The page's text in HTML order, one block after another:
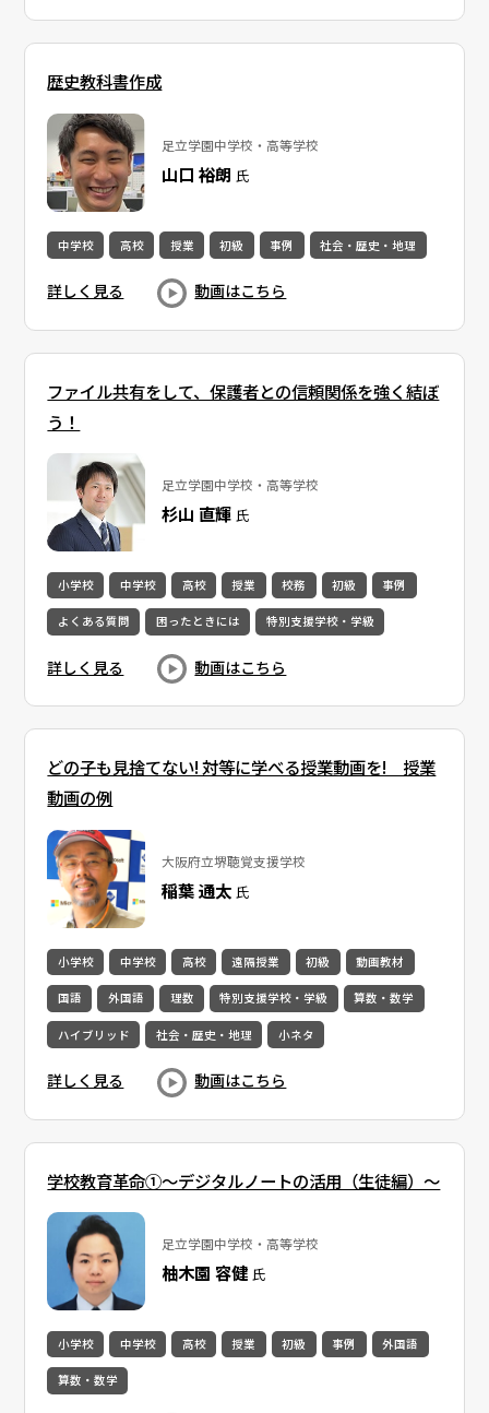
歴史教科書作成
足立学園中学校・高等学校
山口 裕朗 氏
中学校 高校 授業 初級 事例 社会・歴史・地理
詳しく見る 動画はこちら
ファイル共有をして、保護者との信頼関係を強く結ぼ
う！
足立学園中学校・高等学校
杉山 直輝氏
小学校 中学校 高校 授業 校務 初級 事例
よくある質問 困ったときには 特別支援学校・学級
詳しく見る 動画はこちら
どの子も見捨てない! 対等に学べる授業動画を! 授業
動画の例
大阪府立堺聴覚支援学校
稲葉 通太 氏
小学校 中学校 高校 遠隔授業 初級 動画教材
国語 外国語 理数 特別支援学校・学級 算数・数学
ハイブリッド 社会・歴史・地理 小ネタ
詳しく見る 動画はこちら
学校教育革命①～デジタルノートの活用（生徒編）～
足立学園中学校・高等学校
柚木園 容健 氏
小学校 中学校 高校 授業 初級 事例 外国語
算数・数学